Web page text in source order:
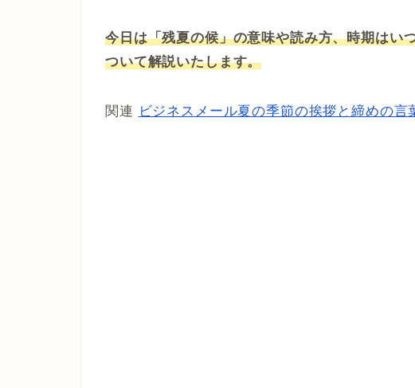
今日は「残夏の候」の意味や読み方、時期はい
ついて解説いたします。
関連 ビジネスメール夏の季節の挨拶と締めの